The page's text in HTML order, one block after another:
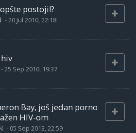
postoji!?
-20 Jul 2010, 22:18
-25 Sep 2010, 19:37
Bay, još jedan porno
HIV-om
- 05 Sep 2013, 22:59